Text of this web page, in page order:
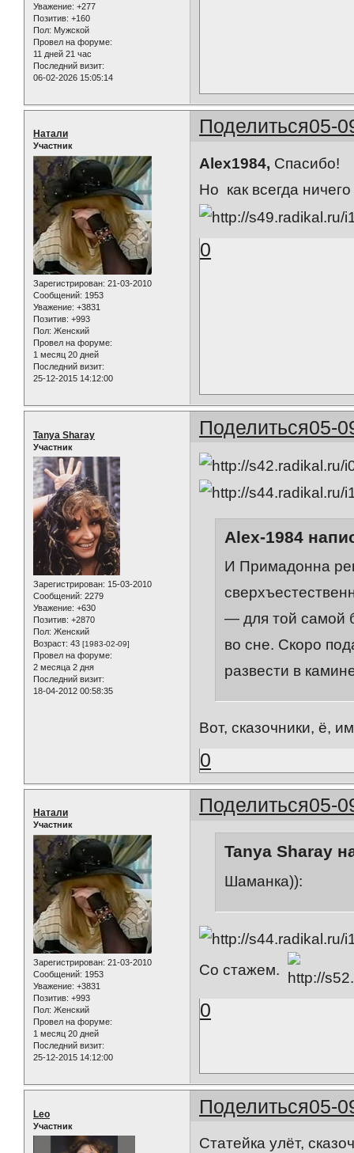
Уважение: +277
Позитив: +160
Пол: Мужской
Провел на форуме:
11 дней 21 час
Последний визит:
06-02-2026 15:05:14
Поделиться05-
Натали
Участник
Зарегистрирован: 21-03-2010
Сообщений: 1953
Уважение: +3831
Позитив: +993
Пол: Женский
Провел на форуме:
1 месяц 20 дней
Последний визит:
25-12-2015 14:12:00
Alex1984, Спасибо!
Но как всегда
0
Поделиться05-
Tanya Sharay
Участник
Зарегистрирован: 15-03-2010
Сообщений: 2279
Уважение: +630
Позитив: +2870
Пол: Женский
Возраст: 43 [1983-02-09]
Провел на форуме:
2 месяца 2 дня
Последний визит:
18-04-2012 00:58:35
Alex-1984
И Примадонна
— для той самой
во сне. Скоро
развести в
Вот, сказочники, ё,
0
Поделиться05-
Натали
Участник
Зарегистрирован: 21-03-2010
Сообщений: 1953
Уважение: +3831
Позитив: +993
Пол: Женский
Провел на форуме:
1 месяц 20 дней
Последний визит:
25-12-2015 14:12:00
Tanya Sharay
Шаманка)):
Со стажем.
0
Поделиться05-
Leo
Участник
Статейка улёт,